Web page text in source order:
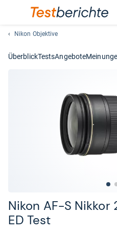
Nikon Objektive
ÜberblickTestsAngebote
Nikon AF-​S Nik­kor
ED Test